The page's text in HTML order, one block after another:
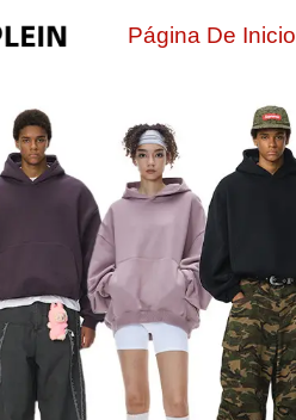
Página De Inicio